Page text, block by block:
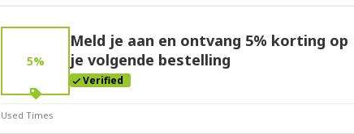
Deal Stats
Expires:Mar-31-2026
5%
Meld je aan en ontvang 5% korting op
je volgende bestelling
Verified
Used Times